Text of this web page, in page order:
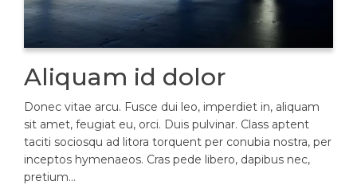
Aliquam id dolor
Donec vitae arcu. Fusce dui leo, imperdiet in, aliquam
sit amet, feugiat eu, orci. Duis pulvinar. Class aptent
taciti sociosqu ad litora torquent per conubia nostra, per
inceptos hymenaeos. Cras pede libero, dapibus nec,
pretium…